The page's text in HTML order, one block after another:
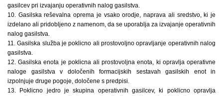
gasilcev pri izvajanju operativnih nalog gasilstva.
10. Gasilska reševalna oprema je vsako orodje, naprava ali sredstvo, ki je
izdelano ali pridobljeno z namenom, da se uporablja za izvajanje operativnih
nalog gasilstva.
11. Gasilska služba je poklicno ali prostovoljno opravljanje operativnih nalog
gasilstva.
12. Gasilska enota je poklicna ali prostovoljna enota, ki opravlja operativne
naloge gasilstva v določenih formacijskih sestavah gasilskih enot in
izpolnjuje druge pogoje, določene s predpisi.
13. Poklicno jedro je skupina operativnih gasilcev, ki poklicno opravlja